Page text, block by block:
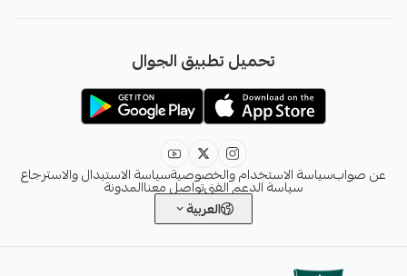
info@sawab.app
تحميل تطبيق الجوال
عن صوابسياسة الاستخدام والخصوصيةسياسة الاستبدال والاسترجاع
سياسة الدعم الفنيتواصل معناالمدونة
العربية